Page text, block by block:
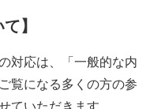
】
対応は、「一般的な内
覧になる多くの方の参
ていただきます。